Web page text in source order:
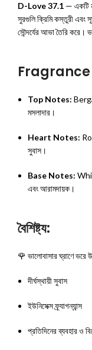
D-Love 37.1 — একটি
সুরগুলি ক্রিমি কস্তুরী এবং
সৌন্দর্যের আভা তৈরি করে।
Fragrance
Top Notes:
মসলাদার।
Heart Notes:
সুবাস।
Base Notes:
এবং আরামদায়ক।
বৈশিষ্ট্য:
🌹 ভালোবাসার ঘ্রাণে
দীর্ঘস্থায়ী সুবাস
ইউনিসেক্স ফ্র্যাগন্যান্স
প্রতিদিনের ব্যবহার ও